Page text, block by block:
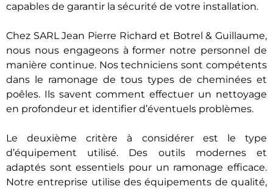
capables de garantir la sécurité de votre installation.
Chez SARL Jean Pierre Richard et Botrel & Guillaume,
nous nous engageons à former notre personnel de
manière continue. Nos techniciens sont compétents
dans le ramonage de tous types de cheminées et
poêles. Ils savent comment effectuer un nettoyage
en profondeur et identifier d’éventuels problèmes.
Le deuxième critère à considérer est le type
d’équipement utilisé. Des outils modernes et
adaptés sont essentiels pour un ramonage efficace.
Notre entreprise utilise des équipements de qualité,